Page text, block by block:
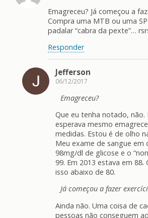
Emagreceu? Já começou a
Compra uma MTB ou uma
padalar “cabra da pexte”…
Responder
Jefferson
06/12/2017
Emagreceu?
Que eu tenha notado, não.
esperava mesmo
medidas. Estou é de olho
Meu exame de sangue em
98mg/dl de glicose e o
99. Em 2013 estava em 88.
isso abaixo de 80.
Já começou a fazer
Ainda não. Uma coisa de
pessoas não conseguem